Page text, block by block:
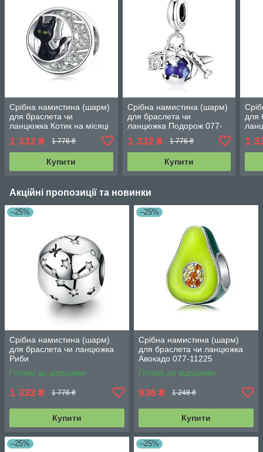
Срібна намистина (шарм)
для браслета чи
ланцюжка Котик на місяці
1 332 ₴ 1 776 ₴
Купити
Срібна намистина (шарм)
для браслета чи
ланцюжка Подорож 077-
1 332₴ 1 776 ₴
Купити
для
1
Акційні пропозиції та новинки
–25%
Срібна намистина (шарм)
для браслета чи ланцюжка
Риби
Готово до відправки
1 332 ₴ 1 776 ₴
Купити
–25%
Срібна намистина (шарм)
для браслета чи ланцюжка
Авокадо 077-11225
Готово до відправки
936 ₴ 1 248 ₴
Купити
–25% –25%